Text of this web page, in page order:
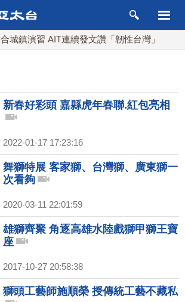
鎮演習 AIT連續發文讚「韌性台灣」
新春好彩頭 嘉縣虎年春聯.紅包亮相
2022-01-17 17:23:16
舞獅特展 客家獅、台灣獅、廣東獅一
次看夠
2020-03-11 22:01:59
雄獅齊聚 角逐高雄水陸戲獅甲獅王寶
座
2017-10-27 20:58:38
獅頭工藝師施順榮 授傳統工藝不藏私